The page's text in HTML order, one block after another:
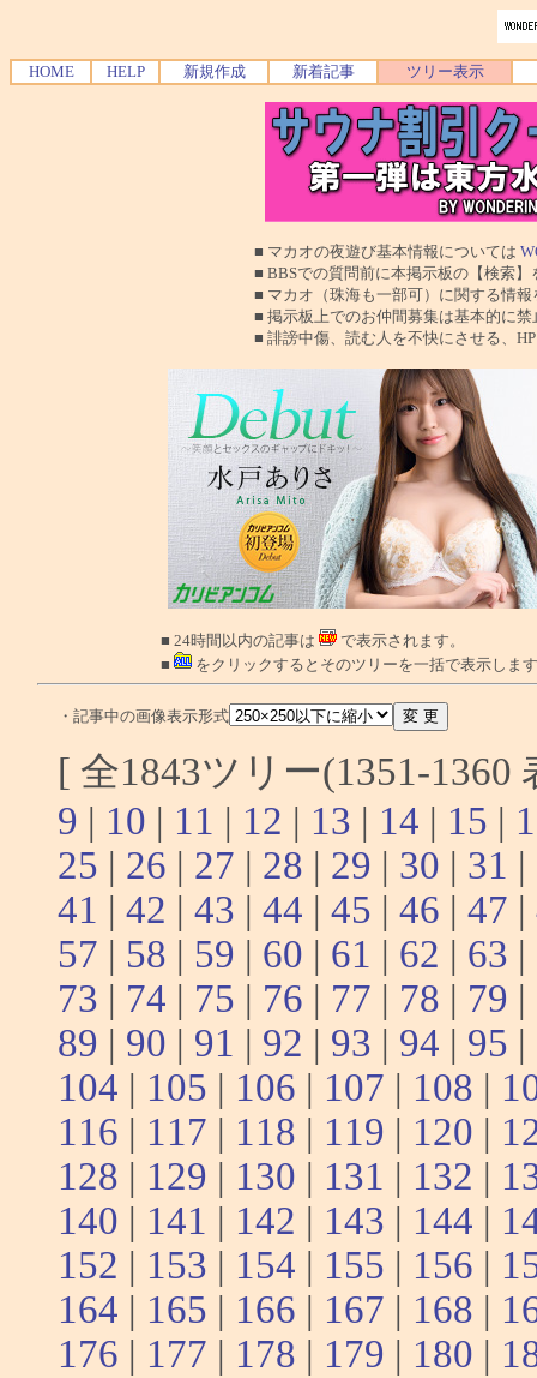
HOME HELP 新規作成 新着記事 ツリー表示
■ マカオの夜遊び基本情報については
■ BBSでの質問前に本掲示板の【検索】を使
■ マカオ（珠海も一部可）に関する情報を交
■ 掲示板上でのお仲間募集は基本的に禁止で
■ 誹謗中傷、読む人を不快にさせる、HPに運
■ 24時間以内の記事は
で表示されます。
■
をクリックするとそのツリーを一括で表示しま
・記事中の画像表示形式
[ 全1843ツリー(1351-
9 | 10 | 11 | 12 | 13 | 14 | 15 |
25 | 26 | 27 | 28 | 29 | 30 | 31 |
41 | 42 | 43 | 44 | 45 | 46 | 47 |
57 | 58 | 59 | 60 | 61 | 62 | 63 |
73 | 74 | 75 | 76 | 77 | 78 | 79 |
89 | 90 | 91 | 92 | 93 | 94 | 95 |
104 | 105 | 106 | 107 | 108 |
116 | 117 | 118 | 119 | 120 |
128 | 129 | 130 | 131 | 132 |
140 | 141 | 142 | 143 | 144 |
152 | 153 | 154 | 155 | 156 |
164 | 165 | 166 | 167 | 168 |
176 | 177 | 178 | 179 | 180 |